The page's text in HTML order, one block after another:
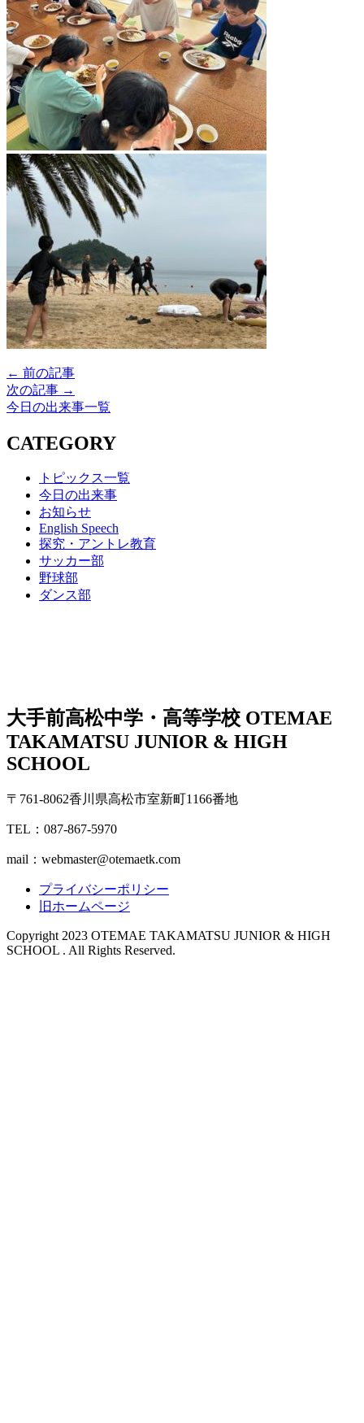
← 前の記事
次の記事 →
今日の出来事一覧
CATEGORY
トピックス一覧
今日の出来事
お知らせ
English Speech
探究・アントレ教育
サッカー部
野球部
ダンス部
大手前高松中学・高等学校 OTEMAE
TAKAMATSU JUNIOR & HIGH
SCHOOL
〒761-8062香川県高松市室新町1166番地
TEL：087-867-5970
mail：webmaster@otemaetk.com
プライバシーポリシー
旧ホームページ
Copyright 2023 OTEMAE TAKAMATSU JUNIOR & HIGH
SCHOOL . All Rights Reserved.